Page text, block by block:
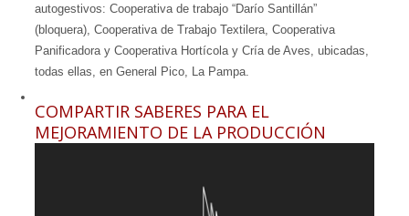
autogestivos: Cooperativa de trabajo “Darío Santillán”
(bloquera), Cooperativa de Trabajo Textilera, Cooperativa
Panificadora y Cooperativa Hortícola y Cría de Aves, ubicadas,
todas ellas, en General Pico, La Pampa.
COMPARTIR SABERES PARA EL
MEJORAMIENTO DE LA PRODUCCIÓN